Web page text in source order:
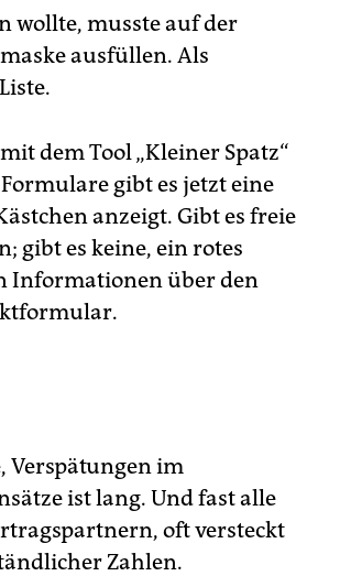
wollte, musste auf der
ausfüllen. Als
dem Tool „Kleiner Spatz“
gibt es jetzt eine
anzeigt. Gibt es freie
gibt es keine, ein rotes
Informationen über den
Verspätungen im
ist lang. Und fast alle
oft versteckt
Zahlen.